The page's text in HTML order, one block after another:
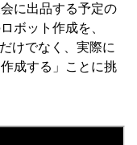
に出品する予定の
ボット作成を、
けでなく、実際に
成する」ことに挑